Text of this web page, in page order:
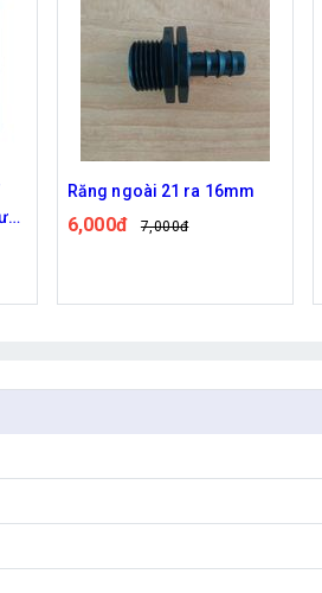
Nối ren ngoài 21/21 nhựa
PC